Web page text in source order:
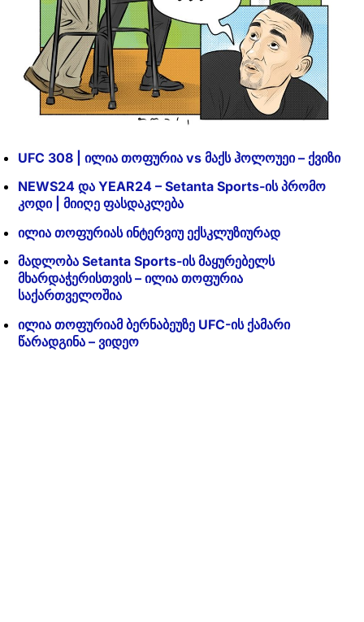
UFC 308 | ილია თოფურია vs მაქს ჰოლოუეი – ქვიზი
NEWS24 და YEAR24 – Setanta Sports-ის პრომო
კოდი | მიიღე ფასდაკლება
ილია თოფურიას ინტერვიუ ექსკლუზიურად
მადლობა Setanta Sports-ის მაყურებელს
მხარდაჭერისთვის – ილია თოფურია
საქართველოშია
ილია თოფურიამ ბერნაბეუზე UFC-ის ქამარი
წარადგინა – ვიდეო